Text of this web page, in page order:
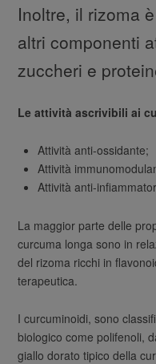
Inoltre, il rizoma
altri componenti
zuccheri e
Le attività ascrivibili ai
Attività anti-ossidante;
Attività
Attività anti-
La maggior parte delle
curcuma longa sono in
del rizoma ricchi in
terapeutica.
I curcuminoidi, sono
biologico come polifenoli,
giallo dorato tipico della